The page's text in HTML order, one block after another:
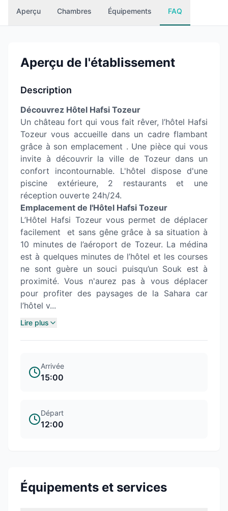
Aperçu Chambres Équipements FAQ
Aperçu de l'établissement
Description
Découvrez Hôtel Hafsi Tozeur
Un château fort qui vous fait rêver, l’hôtel Hafsi
Tozeur vous accueille dans un cadre flambant
grâce à son emplacement . Une pièce qui vous
invite à découvrir la ville de Tozeur dans un
confort incontournable. L'hôtel dispose d'une
piscine extérieure, 2 restaurants et une
réception ouverte 24h/24.
Emplacement de l'Hôtel Hafsi Tozeur
L’Hôtel Hafsi Tozeur vous permet de déplacer
facilement et sans gêne grâce à sa situation à
10 minutes de l’aéroport de Tozeur. La médina
est à quelques minutes de l’hôtel et les courses
ne sont guère un souci puisqu’un Souk est à
proximité. Vous n'aurez pas à vous déplacer
pour profiter des paysages de la Sahara car
l’hôtel v...
Lire plus
Arrivée
15:00
Départ
12:00
Équipements et services